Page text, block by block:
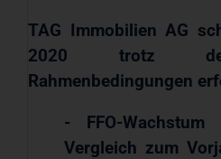
TAG Immobilien AG
2020 trotz der
Rahmenbedingungen
- FFO-
Vergleich zum